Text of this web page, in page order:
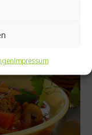
Impressum